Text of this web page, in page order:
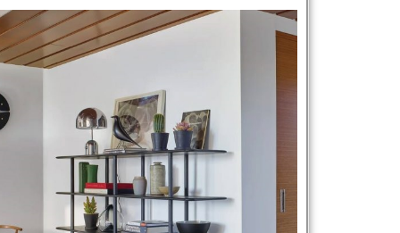
نام و نام خانوادگی : *
شماره واتس‌اپ :